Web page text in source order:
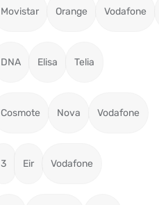
Movistar Orange Vodafone
DNA Elisa Telia
Cosmote Nova Vodafone
3 Eir Vodafone